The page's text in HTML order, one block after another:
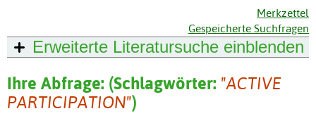
Merkzettel
Gespeicherte Suchfragen
Erweiterte Literatursuche einblenden
Ihre Abfrage: (Schlagwörter: "ACTIVE
PARTICIPATION")